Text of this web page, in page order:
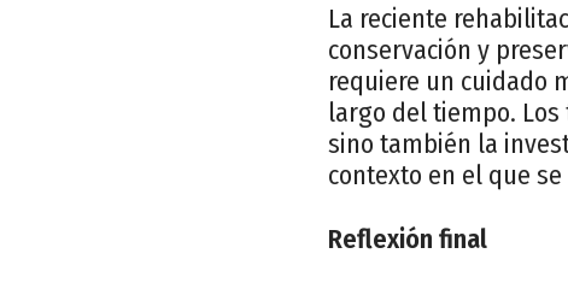
La reciente
conservación y
requiere un cuidado
largo del tiempo.
sino también la
contexto en el que
Reflexión final